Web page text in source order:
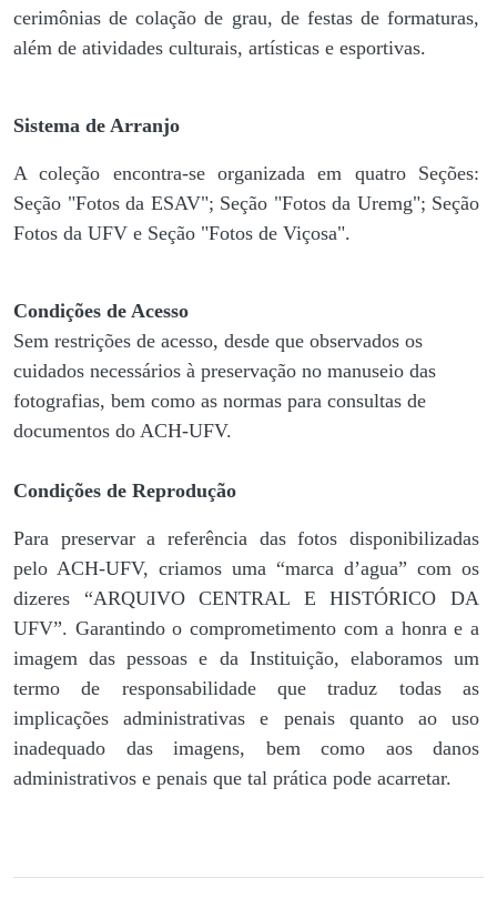
cerimônias de colação de grau, de festas de formaturas,
além de atividades culturais, artísticas e esportivas.
Sistema de Arranjo
A coleção encontra-se organizada em quatro Seções:
Seção "Fotos da ESAV"; Seção "Fotos da Uremg"; Seção
Fotos da UFV e Seção "Fotos de Viçosa".
Condições de Acesso
Sem restrições de acesso, desde que observados os
cuidados necessários à preservação no manuseio das
fotografias, bem como as normas para consultas de
documentos do ACH-UFV.
Condições de Reprodução
Para preservar a referência das fotos disponibilizadas
pelo ACH-UFV, criamos uma “marca d’agua” com os
dizeres “ARQUIVO CENTRAL E HISTÓRICO DA
UFV”. Garantindo o comprometimento com a honra e a
imagem das pessoas e da Instituição, elaboramos um
termo de responsabilidade que traduz todas as
implicações administrativas e penais quanto ao uso
inadequado das imagens, bem como aos danos
administrativos e penais que tal prática pode acarretar.